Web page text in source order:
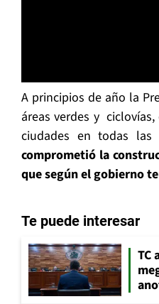
A principios de año la
áreas verdes y
ciudades en todas
comprometió la
que según el gobierno
Te puede interesar
TC